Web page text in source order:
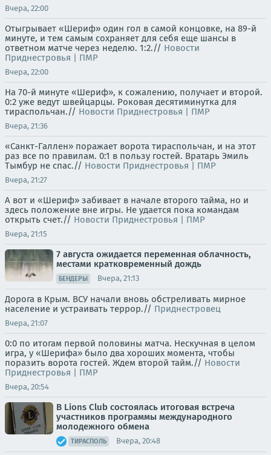
Вчера, 22:00
Отыгрывает «Шериф» один гол в самой концовке, на 89-й
минуте, и тем самым сохраняет для себя еще шансы в
ответном матче через неделю. 1:2.// Новости
Приднестровья | ПМР
Вчера, 22:00
На 70-й минуте «Шериф», к сожалению, получает и второй.
0:2 уже ведут швейцарцы. Роковая десятиминутка для
тираспольчан.// Новости Приднестровья | ПМР
Вчера, 21:36
«Санкт-Галлен» поражает ворота тираспольчан, и на этот
раз все по правилам. 0:1 в пользу гостей. Вратарь Эмиль
Тымбур не спас.// Новости Приднестровья | ПМР
Вчера, 21:27
А вот и «Шериф» забивает в начале второго тайма, но и
здесь положение вне игры. Не удается пока командам
открыть счет.// Новости Приднестровья | ПМР
Вчера, 21:15
7 августа ожидается переменная облачность,
местами кратковременный дождь
БЕНДЕРЫ Вчера, 21:13
Дорога в Крым. ВСУ начали вновь обстреливать мирное
население и устраивать террор.// Приднестровец
Вчера, 21:07
0:0 по итогам первой половины матча. Нескучная в целом
игра, у «Шерифа» было два хороших момента, чтобы
поразить ворота гостей. Ждем второй тайм.// Новости
Приднестровья | ПМР
Вчера, 20:54
В Lions Club состоялась итоговая встреча
участников программы международного
молодежного обмена
ТИРАСПОЛЬ Вчера, 20:48